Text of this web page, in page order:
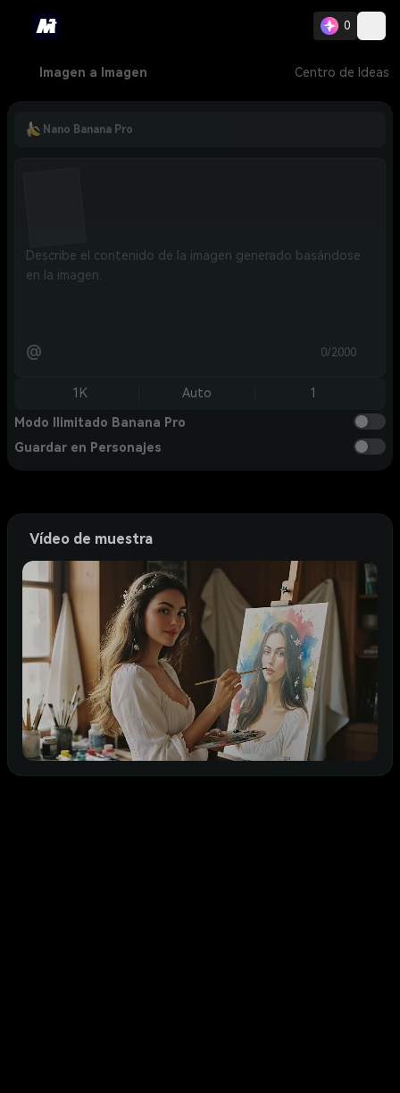
0
Imagen a Imagen Centro de Ideas
Nano Banana Pro
@ 0/2000
1K Auto 1
Modo Ilimitado Banana Pro
Guardar en Personajes
Vídeo de muestra